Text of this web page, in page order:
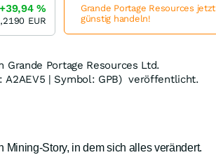
Portage Resources Ltd.
A2AEV5 | Symbol: GPB) veröffentlicht.
Mining-Story, in dem sich alles verändert.
+39,94%
EUR
Grande Portage Resources jetzt
günstig handeln!